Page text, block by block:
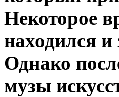
Некоторое
находился
Однако
музы